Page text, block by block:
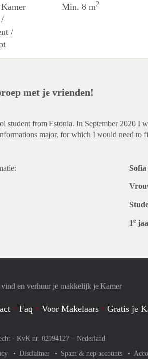
/
/
Min. 8 m2
met je vrienden!
student from Estonia. In September 2020 I
major, for which I would need to
Sofia
1e
en verhuur je makkelijk je Kamer
Faq Voor Makelaars Gratis je
- KvK nr. 02094127 – Nederland
Disclaimer Spam & nep-accounts